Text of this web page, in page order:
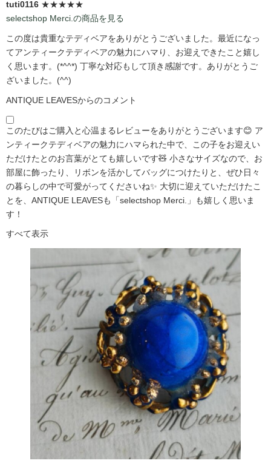
tuti0116 ★★★★★
selectshop Merci.の商品を見る
この度は貴重なテディベアをありがとうございました。最近になっ
てアンティークテディベアの魅力にハマり、お迎えできたこと嬉し
く思います。(*^^*) 丁寧な対応もして頂き感謝です。ありがとうご
ざいました。(^^)
ANTIQUE LEAVESからのコメント
このたびはご購入と心温まるレビューをありがとうございます😊 ア
ンティークテディベアの魅力にハマられた中で、この子をお迎えい
ただけたとのお言葉がとても嬉しいです🧸 小さなサイズなので、お
部屋に飾ったり、リボンを活かしてバッグにつけたりと、ぜひ日々
の暮らしの中で可愛がってくださいね✨ 大切に迎えていただけたこ
とを、ANTIQUE LEAVESも「selectshop Merci.」も嬉しく思いま
す！
すべて表示